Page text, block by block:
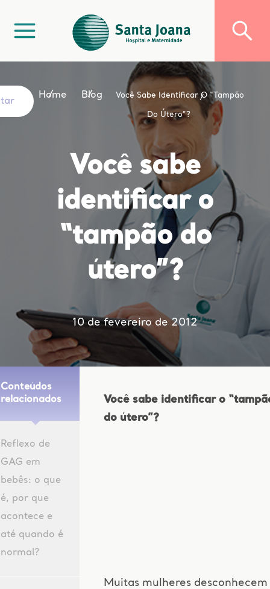
Home Blog Você Sabe Identificar O “tampão
Do Útero”?
Você sabe
identificar o
“tampão do
útero”?
10 de fevereiro de 2012
Conteúdos
relacionados
Reflexo de
GAG em
bebês: o que
é, por que
acontece e
até quando é
normal?
Você sabe identificar o
do útero”?
Muitas mulheres desconhecem